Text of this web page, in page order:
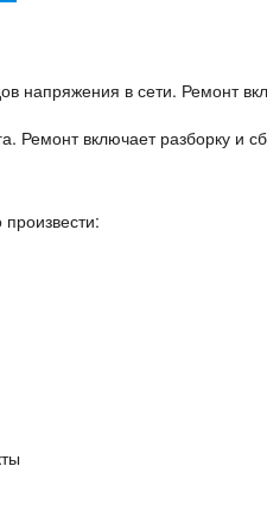
напряжения в сети. Ремонт
Ремонт включает разборку и